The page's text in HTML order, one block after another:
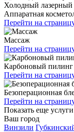
Холодный
Аппаратная
Перейти на
Массаж
Перейти на
Карбоновый пилинг
Перейти на
Безоперационная
Перейти на
Показать еще услуги
Ваш город
Винзили